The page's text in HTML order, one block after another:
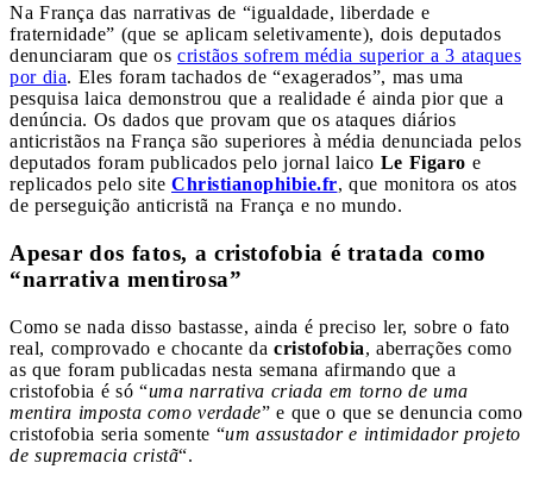
Na França das narrativas de “igualdade, liberdade e
fraternidade” (que se aplicam seletivamente), dois deputados
denunciaram que os cristãos sofrem média superior a 3 ataques
por dia. Eles foram tachados de “exagerados”, mas uma
pesquisa laica demonstrou que a realidade é ainda pior que a
denúncia. Os dados que provam que os ataques diários
anticristãos na França são superiores à média denunciada pelos
deputados foram publicados pelo jornal laico Le Figaro e
replicados pelo site Christianophibie.fr, que monitora os atos
de perseguição anticristã na França e no mundo.
Apesar dos fatos, a cristofobia é tratada como
“narrativa mentirosa”
Como se nada disso bastasse, ainda é preciso ler, sobre o fato
real, comprovado e chocante da cristofobia, aberrações como
as que foram publicadas nesta semana afirmando que a
cristofobia é só “uma narrativa criada em torno de uma
mentira imposta como verdade” e que o que se denuncia como
cristofobia seria somente “um assustador e intimidador projeto
de supremacia cristã“.